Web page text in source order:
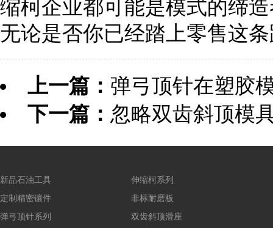
缩柯企业都可能是模式的缔
无论是否你已经踏上零售这
上一篇：弹弓顶针在塑胶
下一篇： 忽略双齿斜顶模
新品石油工具
伸缩柯系列
定制精密镶件
非标耐磨板
弹弓顶针系列
双齿斜顶滑座